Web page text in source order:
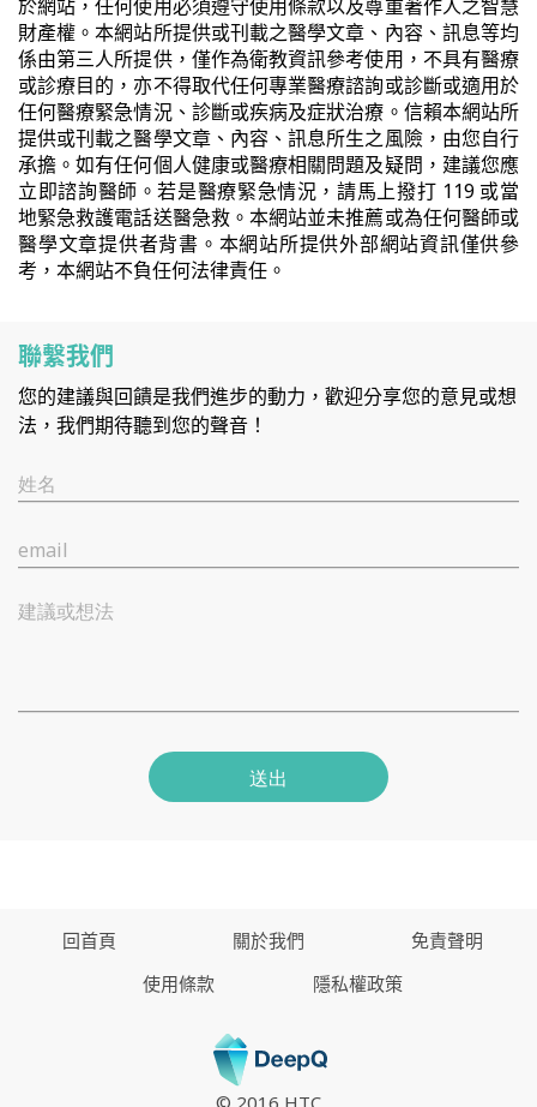
於網站，任何使用必須遵守使用條款以及尊重著作人之智慧
財產權。本網站所提供或刊載之醫學文章、內容、訊息等均
係由第三人所提供，僅作為衛教資訊參考使用，不具有醫療
或診療目的，亦不得取代任何專業醫療諮詢或診斷或適用於
任何醫療緊急情況、診斷或疾病及症狀治療。信賴本網站所
提供或刊載之醫學文章、內容、訊息所生之風險，由您自行
承擔。如有任何個人健康或醫療相關問題及疑問，建議您應
立即諮詢醫師。若是醫療緊急情況，請馬上撥打 119 或當
地緊急救護電話送醫急救。本網站並未推薦或為任何醫師或
醫學文章提供者背書。本網站所提供外部網站資訊僅供參
考，本網站不負任何法律責任。
聯繫我們
您的建議與回饋是我們進步的動力，歡迎分享您的意見或想
法，我們期待聽到您的聲音！
姓名
email
建議或想法
送出
回首頁 關於我們
免責聲明
使用條款
隱私權政策
© 2016 HTC